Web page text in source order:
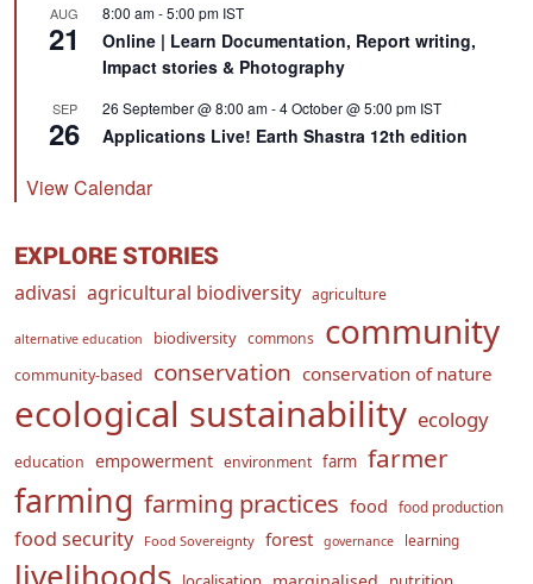
AUG
21
8:00 am-5:00 pm IST
Online | Learn Documentation, Report writing,
Impact stories & Photography
SEP
26
26 September @ 8:00 am-4 October @ 5:00 pm IST
Applications Live! Earth Shastra 12th edition
View Calendar
EXPLORE STORIES
adivasi agricultural biodiversity agriculture
alternative education biodiversity commons community
community-based conservation conservation of nature
ecological sustainability ecology
education empowerment environment farm farmer
farming farming practices food food production
food security Food Sovereignty forest governance learning